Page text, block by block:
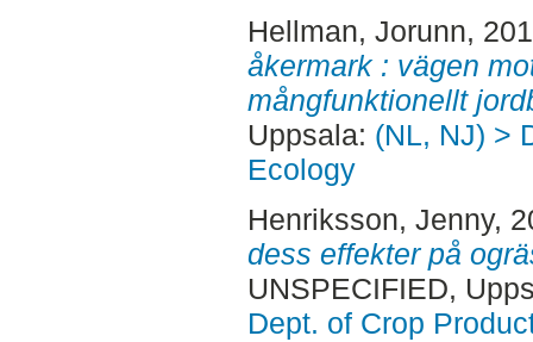
Hellman, Jorunn,
åkermark : vägen
mångfunktionellt
Uppsala: (NL, NJ) >
Ecology
Henriksson, Jenny,
dess effekter på
UNSPECIFIED,
Dept. of Crop